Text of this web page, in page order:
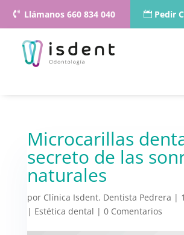
Llámanos 660 834 040 Pedir
Microcarillas
secreto de las
naturales
por Clínica Isdent. Dentista Pedrera |
| Estética dental | 0 Comentarios